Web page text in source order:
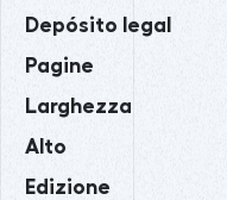
Depósito legal
Pagine
Larghezza
Alto
Edizione